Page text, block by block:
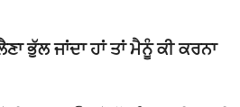
ਭੁੱਲ ਜਾਂਦਾ ਹਾਂ ਤਾਂ ਮੈਨੂੰ ਕੀ ਕਰਨਾ